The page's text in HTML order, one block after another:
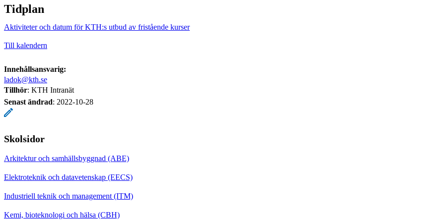
Tidplan
Aktiviteter och datum för KTH:s utbud av fristående kurser
Till kalendern
Innehållsansvarig:
ladok@kth.se
Tillhör: KTH Intranät
Senast ändrad: 2022-10-28
Skolsidor
Arkitektur och samhällsbyggnad (ABE)
Elektroteknik och datavetenskap (EECS)
Industriell teknik och management (ITM)
Kemi, bioteknologi och hälsa (CBH)